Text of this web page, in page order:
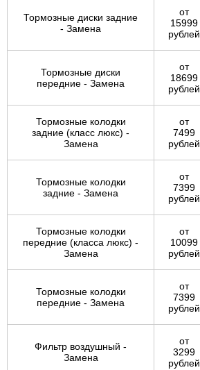
Тормозные диски задние
- Замена
от
15999
рублей
Тормозные диски
передние - Замена
от
18699
рублей
Тормозные колодки
задние (класс люкс) -
Замена
от
7499
рублей
Тормозные колодки
задние - Замена
от
7399
рублей
Тормозные колодки
передние (класса люкс) -
Замена
от
10099
рублей
Тормозные колодки
передние - Замена
от
7399
рублей
Фильтр воздушный -
Замена
от
3299
рублей